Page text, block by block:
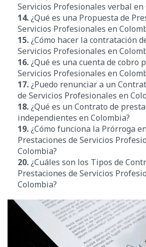
Servicios Profesionales verbal en
14.¿Qué es una Propuesta de
Servicios Profesionales en
15.¿Cómo hacer la contratación
Servicios Profesionales en
16.¿Qué es una cuenta de cobro
Servicios Profesionales en
17.¿Puedo renunciar a un
de Servicios Profesionales en
18.¿Qué es un Contrato de
independientes en Colombia?
19.¿Cómo funciona la Prórroga
Prestaciones de Servicios
Colombia?
20.¿Cuáles son los Tipos de
Prestaciones de Servicios
Colombia?